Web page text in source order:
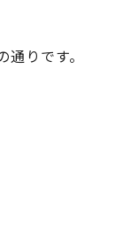
りです。